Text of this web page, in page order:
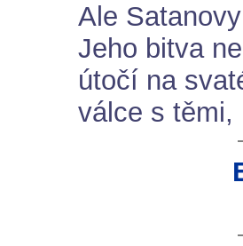
Ale
Jeho bitva
útočí na
válce s těmi,